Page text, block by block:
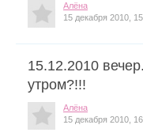
Алёна
15 декабря 2010,
15.12.2010
утром?!!!
Алёна
15 декабря 2010,